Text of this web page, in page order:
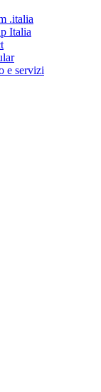
.italia
Italia
e servizi